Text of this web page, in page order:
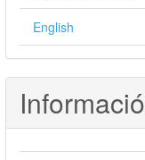
English